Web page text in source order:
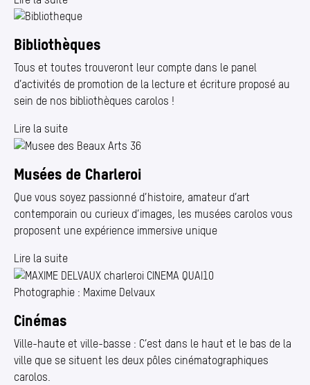
Bibliothèques
Tous et toutes trouveront leur compte dans le panel
d’activités de promotion de la lecture et écriture proposé au
sein de nos bibliothèques carolos !
Lire la suite
Musées de Charleroi
Que vous soyez passionné d’histoire, amateur d’art
contemporain ou curieux d’images, les musées carolos vous
proposent une expérience immersive unique
Lire la suite
Photographie : Maxime Delvaux
Cinémas
Ville-haute et ville-basse : C’est dans le haut et le bas de la
ville que se situent les deux pôles cinématographiques
carolos.